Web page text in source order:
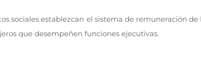
sociales establezcan el sistema de remuneración
que desempeñen funciones ejecutivas.